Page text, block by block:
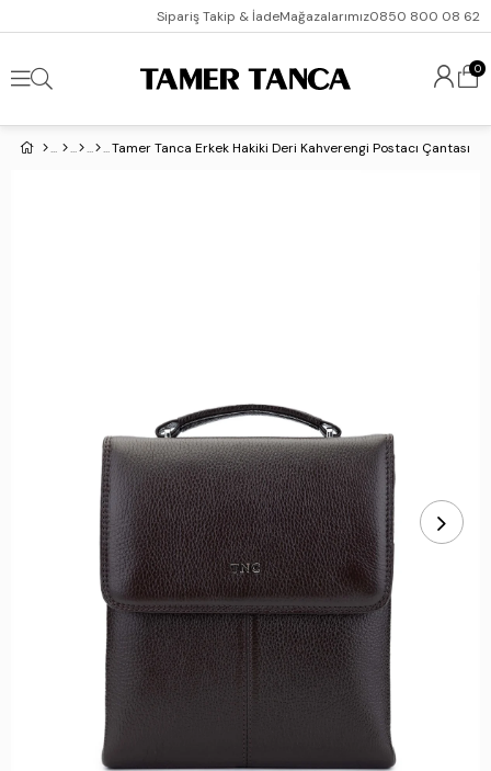
Sipariş Takip & İadeMağazalarımız0850 800 08 62
0
Tamer Tanca Erkek Hakiki Deri Kahverengi Postacı Çantası